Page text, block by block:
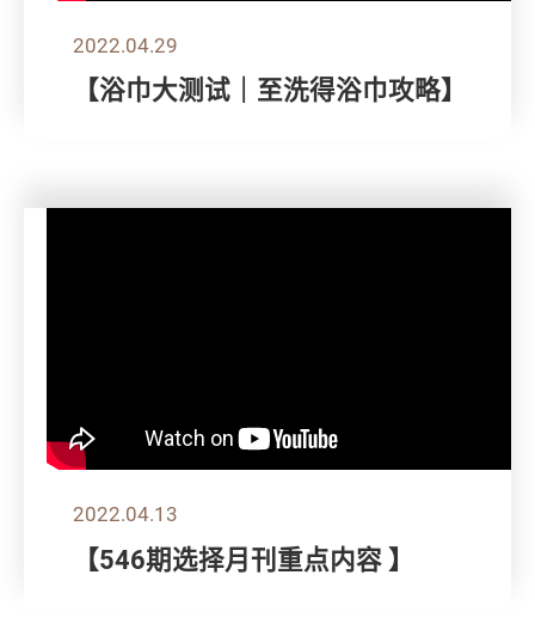
2022.04.29
【浴巾大测试｜至洗得浴巾攻略】
2022.04.13
【546期选择月刊重点内容 】